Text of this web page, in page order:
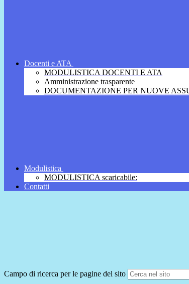
Docenti e ATA
MODULISTICA DOCENTI E ATA
Amministrazione trasparente
DOCUMENTAZIONE PER NUOVE
Modulistica
MODULISTICA scaricabile:
Contatti
Campo di ricerca per le pagine del sito